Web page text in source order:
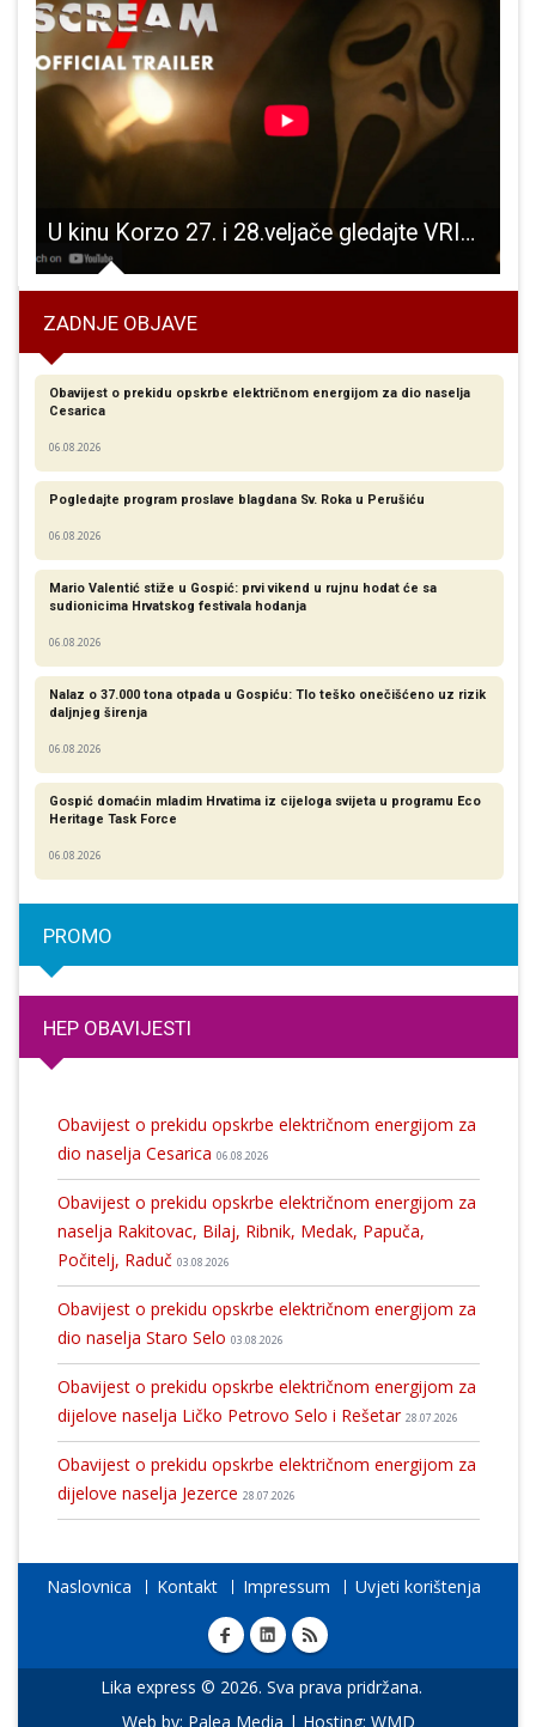
U kinu Korzo 27. i 28.veljače gledajte VRISAK 7
ZADNJE OBJAVE
Obavijest o prekidu opskrbe električnom energijom za dio naselja
Cesarica
06.08.2026
Pogledajte program proslave blagdana Sv. Roka u Perušiću
06.08.2026
Mario Valentić stiže u Gospić: prvi vikend u rujnu hodat će sa
sudionicima Hrvatskog festivala hodanja
06.08.2026
Nalaz o 37.000 tona otpada u Gospiću: Tlo teško onečišćeno uz rizik
daljnjeg širenja
06.08.2026
Gospić domaćin mladim Hrvatima iz cijeloga svijeta u programu Eco
Heritage Task Force
06.08.2026
PROMO
HEP OBAVIJESTI
Obavijest o prekidu opskrbe električnom energijom za
dio naselja Cesarica 06.08.2026
Obavijest o prekidu opskrbe električnom energijom za
naselja Rakitovac, Bilaj, Ribnik, Medak, Papuča,
Počitelj, Raduč 03.08.2026
Obavijest o prekidu opskrbe električnom energijom za
dio naselja Staro Selo 03.08.2026
Obavijest o prekidu opskrbe električnom energijom za
dijelove naselja Ličko Petrovo Selo i Rešetar 28.07.2026
Obavijest o prekidu opskrbe električnom energijom za
dijelove naselja Jezerce 28.07.2026
Naslovnica Kontakt Impressum Uvjeti korištenja
Lika express © 2026. Sva prava pridržana.
Web by: Palea Media | Hosting: WMD